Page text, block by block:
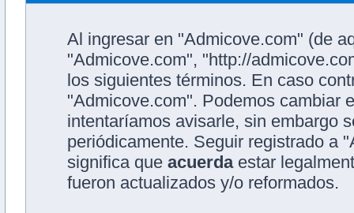
Al ingresar en "Admicove.com" (de
"Admicove.com", "http://
los siguientes términos. En caso
"Admicove.com". Podemos cambiar
intentaríamos avisarle, sin embargo
periódicamente. Seguir registrado a
significa que acuerdaestar
fueron actualizados y/o reformados.